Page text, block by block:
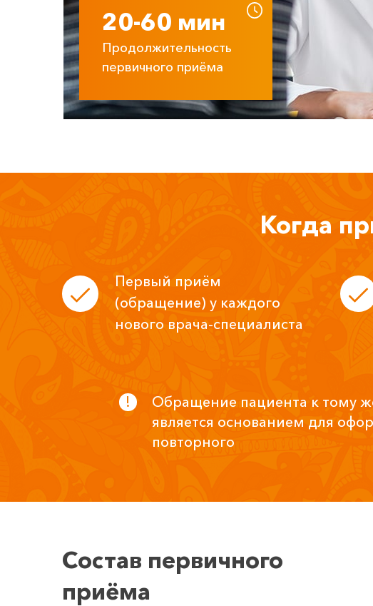
20-60 мин
Продолжительность
первичного приёма
Когда
Первый приём
(обращение) у каждого
нового врача-специалиста
Обращение пациента к тому
является основанием для
повторного
Состав первичного
приёма